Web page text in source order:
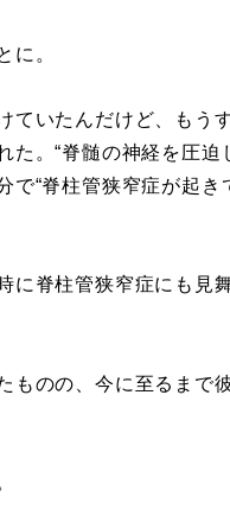
に。
ていたんだけど、もう
。“脊髄の神経を圧迫
“脊柱管狭窄症が起き
脊柱管狭窄症にも見
のの、今に至るまで